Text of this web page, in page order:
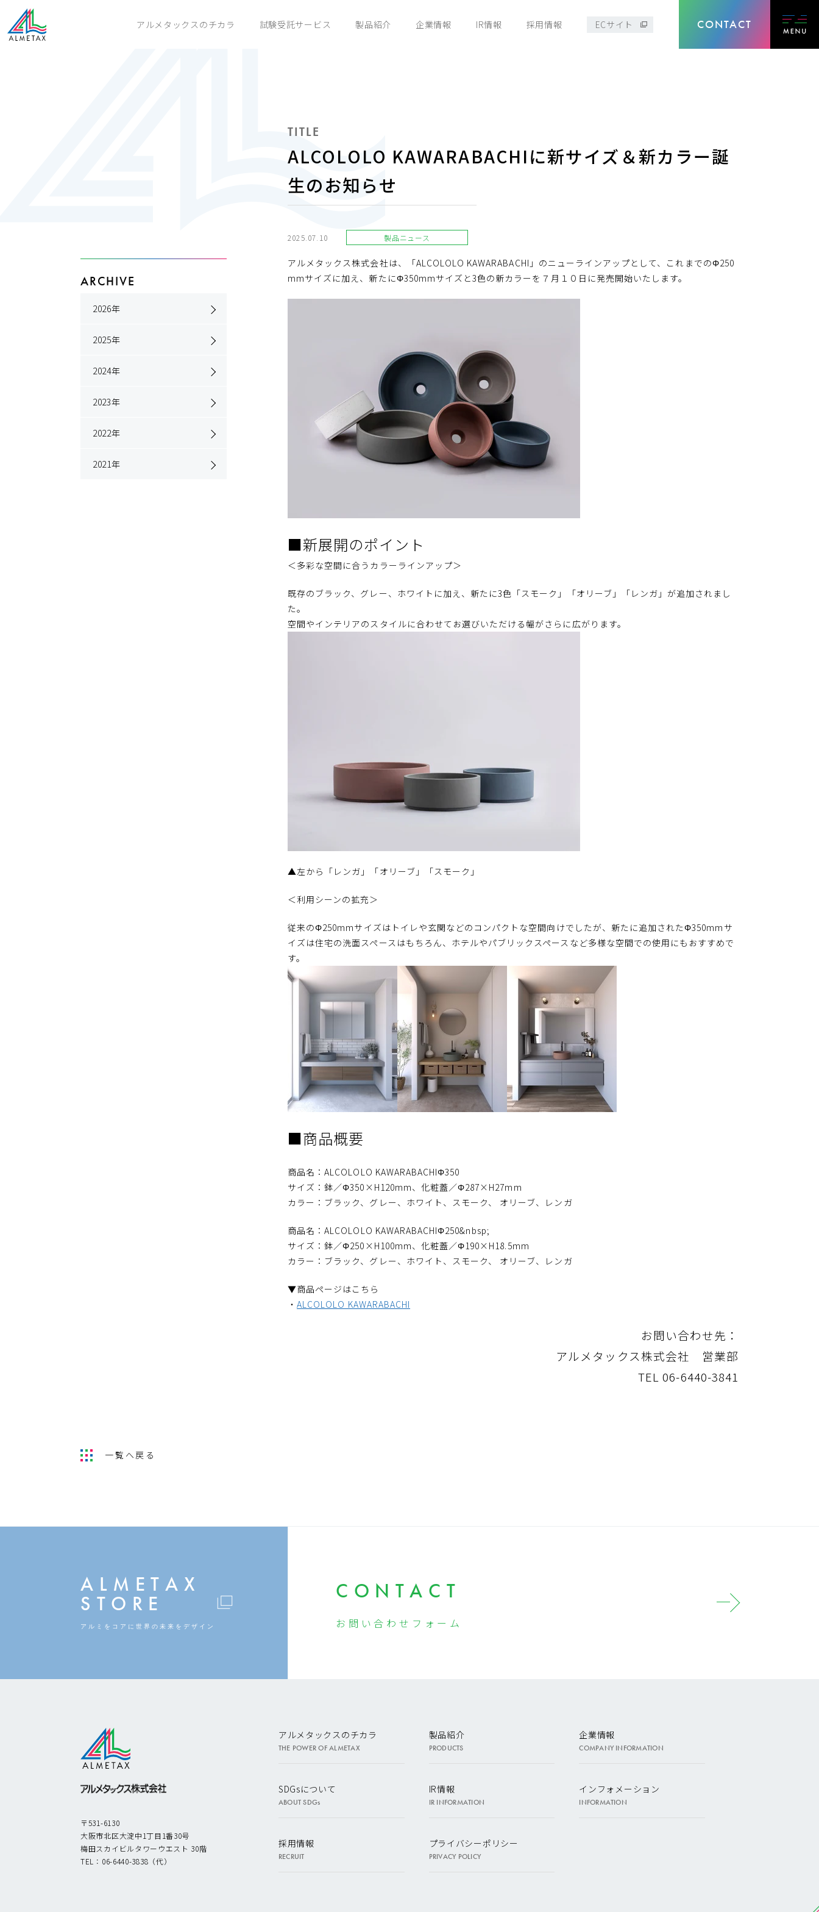
アルメタックスのチカラ 試験受託サービス 製品紹介 企業情報 IR情報 採用情報 ECサイト CONTACT
ARCHIVE
2026年
2025年
2024年
2023年
2022年
2021年
TITLE
ALCOLOLO KAWARABACHIに新サイズ＆新カラー誕
生のお知らせ
2025.07.10 製品ニュース
アルメタックス株式会社は、「ALCOLOLO KAWARABACHI」のニューラインアップとして、これまでのΦ250
mmサイズに加え、新たにΦ350mmサイズと3色の新カラーを７月１０日に発売開始いたします。
■新展開のポイント
＜多彩な空間に合うカラーラインアップ＞
既存のブラック、グレー、ホワイトに加え、新たに3色「スモーク」「オリーブ」「レンガ」が追加されまし
た。
空間やインテリアのスタイルに合わせてお選びいただける幅がさらに広がります。
▲左から「レンガ」「オリーブ」「スモーク」
＜利用シーンの拡充＞
従来のΦ250mmサイズはトイレや玄関などのコンパクトな空間向けでしたが、新たに追加されたΦ350mmサ
イズは住宅の洗面スペースはもちろん、ホテルやパブリックスペースなど多様な空間での使用にもおすすめで
す。
■商品概要
商品名：ALCOLOLO KAWARABACHIΦ350
サイズ：鉢／Φ350×H120mm、化粧蓋／Φ287×H27mm
カラー：ブラック、グレー、ホワイト、スモーク、 オリーブ、レンガ
商品名：ALCOLOLO KAWARABACHIΦ250&nbsp;
サイズ：鉢／Φ250×H100mm、化粧蓋／Φ190×H18.5mm
カラー：ブラック、グレー、ホワイト、スモーク、 オリーブ、レンガ
▼商品ページはこちら
・ALCOLOLO KAWARABACHI
お問い合わせ先：
アルメタックス株式会社 営業部
TEL 06-6440-3841
一覧へ戻る
ALMETAX
STORE
アルミをコアに 世界の未来をデザイン
CONTACT
お問い合わせ フォーム
〒531-6130
大阪市北区大淀中1丁目1番30号
梅田スカイビルタワーウエスト 30階
TEL： 06-6440-3838 （代）
アルメタックスのチカラ
THE POWER OF ALMETAX
SDGsについて
ABOUT SDGs
採用情報
RECRUIT
製品紹介
PRODUCTS
IR情報
IR INFORMATION
プライバシーポリシー
PRIVACY POLICY
企業情報
COMPANY INFORMATION
インフォメーション
INFORMATION